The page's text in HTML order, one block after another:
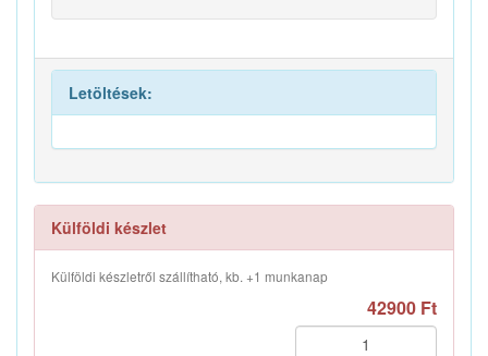
Letöltések:
Külföldi készlet
Külföldi készletről szállítható, kb. +1 munkanap
42900 Ft